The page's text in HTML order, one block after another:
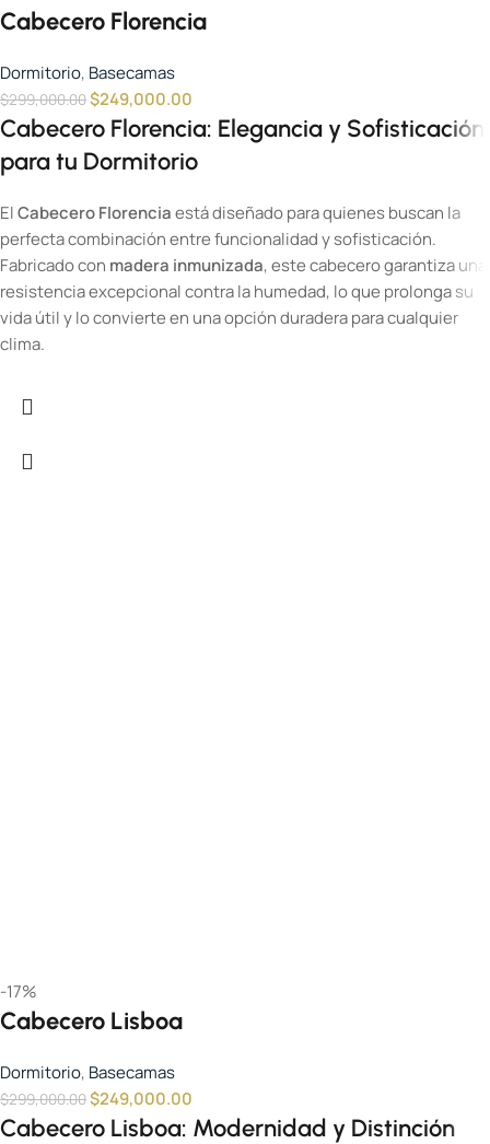
Cabecero Florencia
Dormitorio, Basecamas
$299,000.00$249,000.00
Cabecero Florencia: Elegancia y Sofisticación
para tu Dormitorio
ElCabecero Florenciaestá diseñado para quienes buscan la
perfecta combinación entre funcionalidad y sofisticación.
Fabricado con madera inmunizada, este cabecero garantiza una
resistencia excepcional contra la humedad, lo que prolonga su
vida útil y lo convierte en una opción duradera para cualquier
clima.
-17%
Cabecero Lisboa
Dormitorio, Basecamas
$299,000.00$249,000.00
Cabecero Lisboa: Modernidad y Distinción